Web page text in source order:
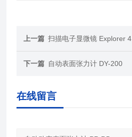
上一篇 扫描电子显微镜 Explorer 4
下一篇 自动表面张力计 DY-200
在线留言